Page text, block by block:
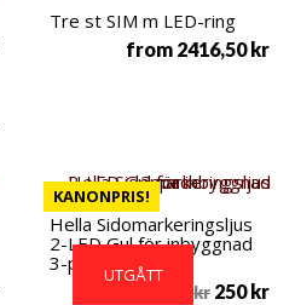
Tre st SIM m LED-ring
from 2416,50 kr
KANONPRIS!
UTGÅTT
Hella Sidomarkeringsljus
2-LED Gul för inbyggnad
3-pack
kr 250 kr